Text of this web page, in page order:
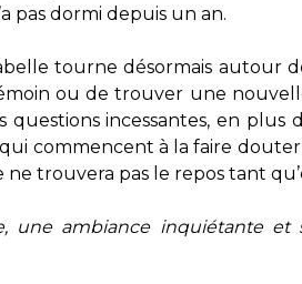
pas dormi depuis un an.
tourne désormais autour
ou de trouver une
questions incessantes, en
commencent à la faire
ne trouvera pas le repos tant
une ambiance inquiétante et